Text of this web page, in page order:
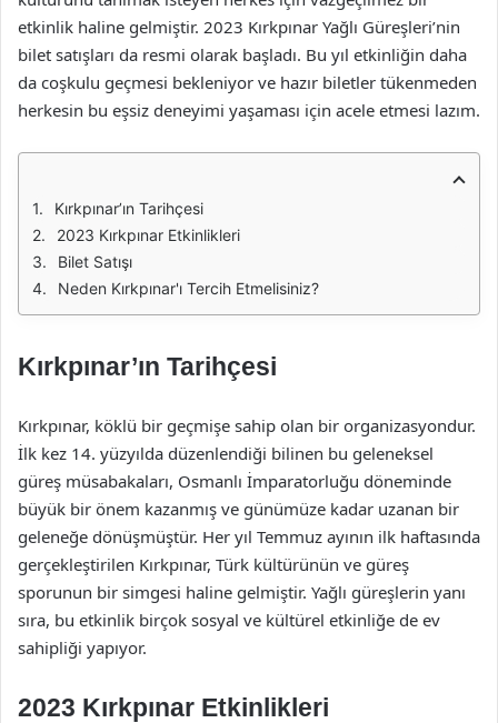
etkinlik haline gelmiştir. 2023 Kırkpınar Yağlı Güreşleri’nin
bilet satışları da resmi olarak başladı. Bu yıl etkinliğin daha
da coşkulu geçmesi bekleniyor ve hazır biletler tükenmeden
herkesin bu eşsiz deneyimi yaşaması için acele etmesi lazım.
Kırkpınar’ın Tarihçesi
2023 Kırkpınar Etkinlikleri
Bilet Satışı
Neden Kırkpınar'ı Tercih Etmelisiniz?
Kırkpınar’ın Tarihçesi
Kırkpınar, köklü bir geçmişe sahip olan bir organizasyondur.
İlk kez 14. yüzyılda düzenlendiği bilinen bu geleneksel
güreş müsabakaları, Osmanlı İmparatorluğu döneminde
büyük bir önem kazanmış ve günümüze kadar uzanan bir
geleneğe dönüşmüştür. Her yıl Temmuz ayının ilk haftasında
gerçekleştirilen Kırkpınar, Türk kültürünün ve güreş
sporunun bir simgesi haline gelmiştir. Yağlı güreşlerin yanı
sıra, bu etkinlik birçok sosyal ve kültürel etkinliğe de ev
sahipliği yapıyor.
2023 Kırkpınar Etkinlikleri